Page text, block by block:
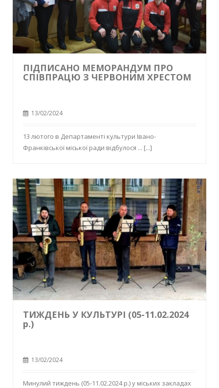
ПІДПИСАНО МЕМОРАНДУМ ПРО
СПІВПРАЦЮ З ЧЕРВОНИМ ХРЕСТОМ
13/02/2024
13 лютого в Департаменті культури Івано-
Франківської міської ради відбулося ... [...]
ТИЖДЕНЬ У КУЛЬТУРІ (05-11.02.2024
р.)
13/02/2024
Минулий тиждень (05-11.02.2024 р.) у міських закладах